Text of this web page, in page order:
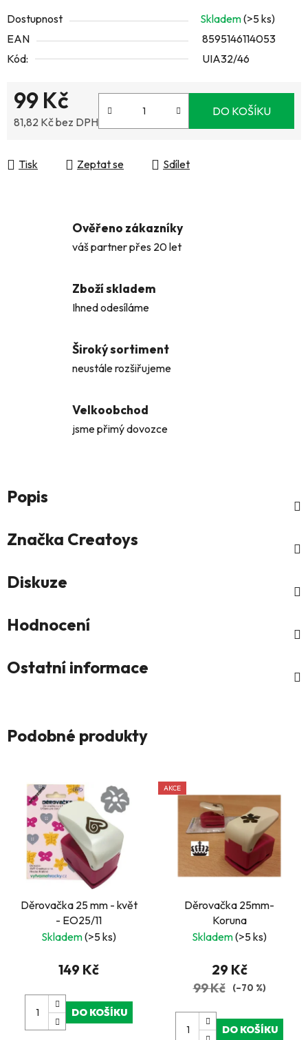
Dostupnost Skladem(>5 ks)
EAN
8595146114053
Kód:
UIA32/46
99 Kč
81,82 Kč bez DPH
DO KOŠÍKU
Tisk Zeptat se Sdílet
Ověřeno zákazníky
váš partner přes 20 let
Zboží skladem
Ihned odesíláme
Široký sortiment
neustále rozšiřujeme
Velkoobchod
jsme přimý dovozce
Popis
Značka Creatoys
Diskuze
Hodnocení
Ostatní informace
Podobné produkty
Děrovačka 25 mm - květ
- EO25/11
Skladem(>5 ks)
149 Kč
DO KOŠÍKU
AKCE
Děrovačka 25mm-
Koruna
Skladem(>5 ks)
29 Kč
99 Kč (–70 %)
DO KOŠÍKU